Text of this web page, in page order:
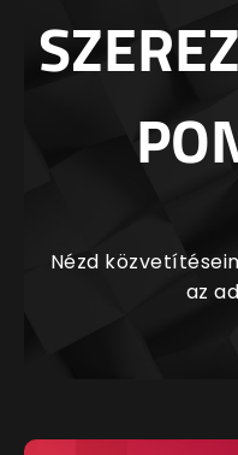
Nézd
az